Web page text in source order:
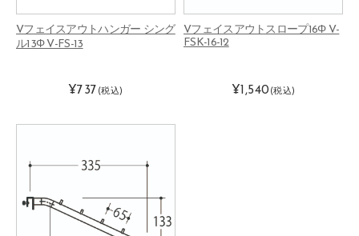
Vフェイスアウトハンガー シング
ル13Φ V-FS-13
¥737 (税込)
Vフェイスアウトスロープ16Φ V-
FSK-16-12
¥1,540 (税込)